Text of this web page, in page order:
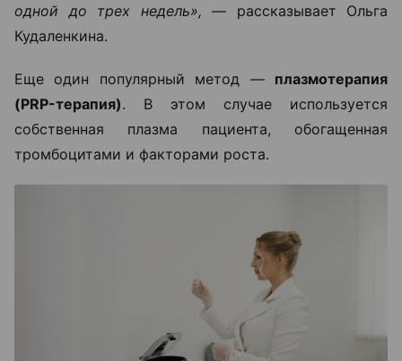
одной до трех недель», — рассказывает Ольга
Кудаленкина.
Еще один популярный метод — плазмотерапия
(PRP-терапия). В этом случае используется
собственная плазма пациента, обогащенная
тромбоцитами и факторами роста.